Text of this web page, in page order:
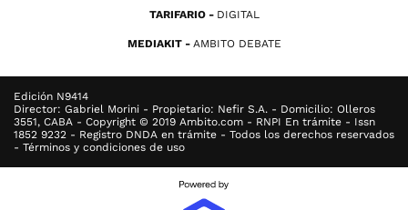
TARIFARIO DIGITAL
MEDIAKIT AMBITO DEBATE
Edición N9414
Director: Gabriel Morini - Propietario: Nefir S.A. - Domicilio: Olleros
3551, CABA - Copyright © 2019 Ambito.com - RNPI En trámite - Issn
1852 9232 - Registro DNDA en trámite - Todos los derechos reservados
- Términos y condiciones de uso